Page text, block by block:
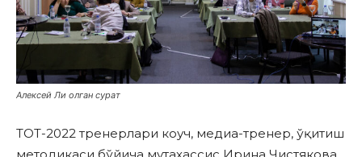
Алексей Ли олган сурат
TOT-2022 тренерлари коуч, медиа-тренер, ўқитиш